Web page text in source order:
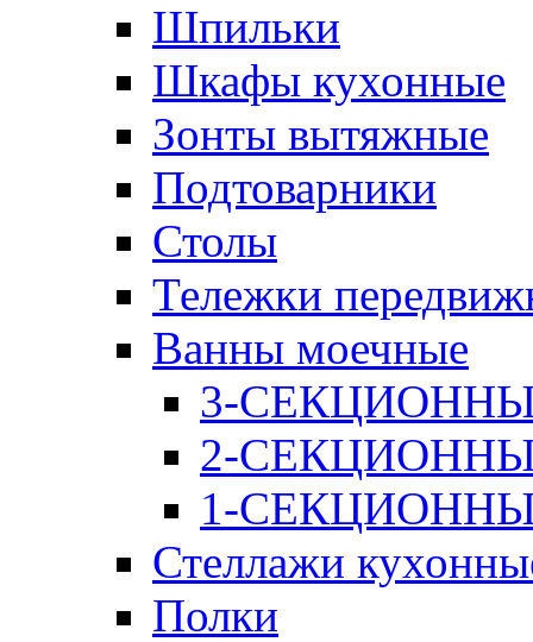
Шпильки
Шкафы кухонные
Зонты вытяжные
Подтоварники
Столы
Тележки
Ванны моечные
3-
2-
1-
Стеллажи
Полки